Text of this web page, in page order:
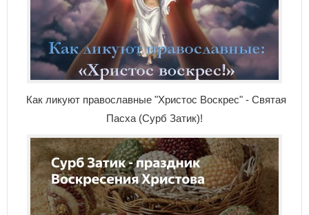
Как ликуют православные "Христос Воскрес" - Святая
Пасха (Сурб Затик)!